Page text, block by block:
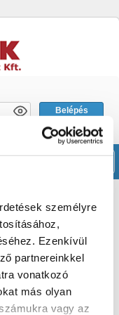
személyre
Ezenkívül
partnereinkkel
vonatkozó
más olyan
vagy az
irodában
Akkor olvass
pozíció